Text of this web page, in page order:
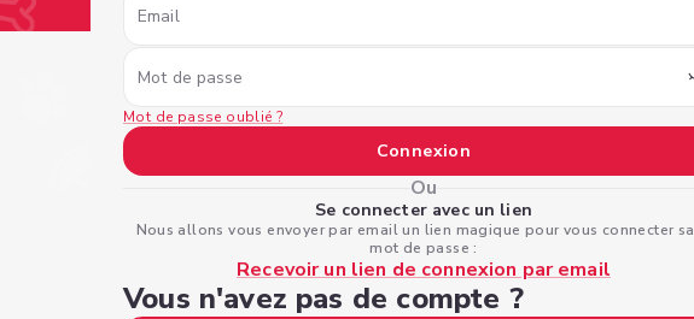
Email
Mot de passe
Mot de passe oublié ?
Connexion
Ou
Se connecter avec un lien
Nous allons vous envoyer par email un lien magique pour vous connecter
mot de passe :
Recevoir un lien de connexion par email
Vous n'avez pas de compte ?